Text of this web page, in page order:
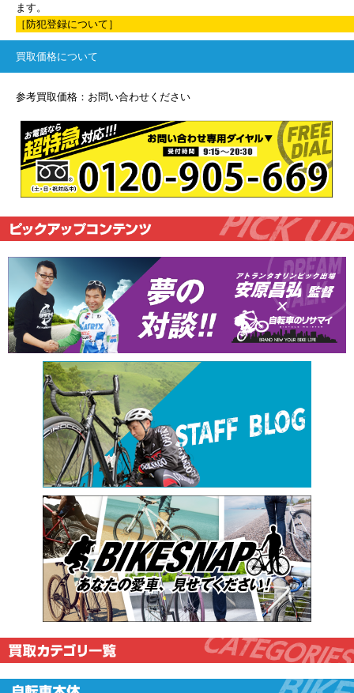
ます。
［防犯登録について］
買取価格について
参考買取価格：お問い合わせください